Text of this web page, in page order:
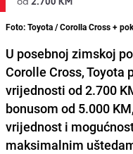
Foto: Toyota / Corolla Cross +
U posebnoj zimskoj
Corolle Cross, Toyota
vrijednosti od 2.700
bonusom od 5.000
vrijednost i
maksimalnim